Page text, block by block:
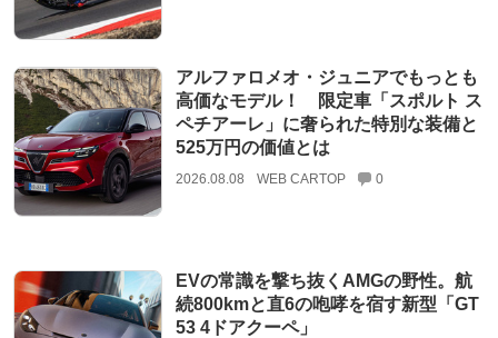
アルファロメオ・ジュニアでもっとも
高価なモデル！ 限定車「スポルト ス
ペチアーレ」に奢られた特別な装備と
525万円の価値とは
2026.08.08 WEB CARTOP 0
EVの常識を撃ち抜くAMGの野性。航
続800kmと直6の咆哮を宿す新型「GT
53 4ドアクーペ」